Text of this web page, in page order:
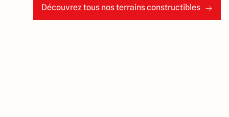
Découvrez tous nos terrains constructibles